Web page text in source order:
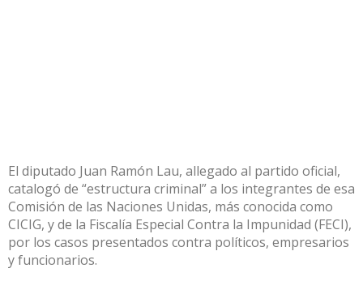
El diputado Juan Ramón Lau, allegado al partido oficial,
catalogó de “estructura criminal” a los integrantes de esa
Comisión de las Naciones Unidas, más conocida como
CICIG, y de la Fiscalía Especial Contra la Impunidad (FECI),
por los casos presentados contra políticos, empresarios
y funcionarios.